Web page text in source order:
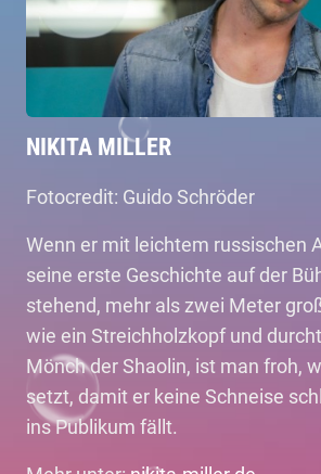
NIKITA MILLER
Fotocredit: Guido Schröder
Wenn er mit leichtem russischen
seine erste Geschichte auf der
stehend, mehr als zwei Meter
wie ein Streichholzkopf und
Mönch der Shaolin, ist man froh,
setzt, damit er keine Schneise
ins Publikum fällt.